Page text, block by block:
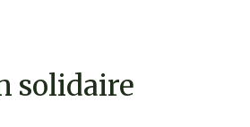
solidaire